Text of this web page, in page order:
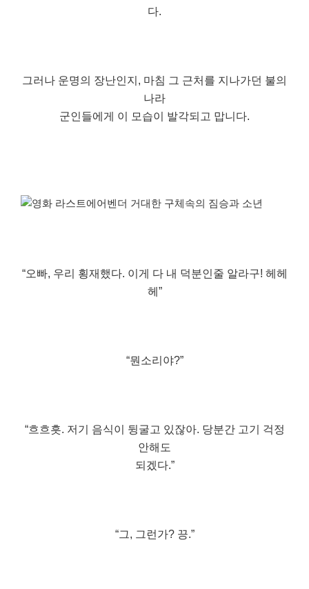
다.
그러나 운명의 장난인지, 마침 그 근처를 지나가던 불의
나라
군인들에게 이 모습이 발각되고 맙니다.
“오빠, 우리 횡재했다. 이게 다 내 덕분인줄 알라구! 헤헤
헤”
“뭔소리야?”
“흐흐흣. 저기 음식이 뒹굴고 있잖아. 당분간 고기 걱정
안해도
되겠다.”
“그, 그런가? 끙.”